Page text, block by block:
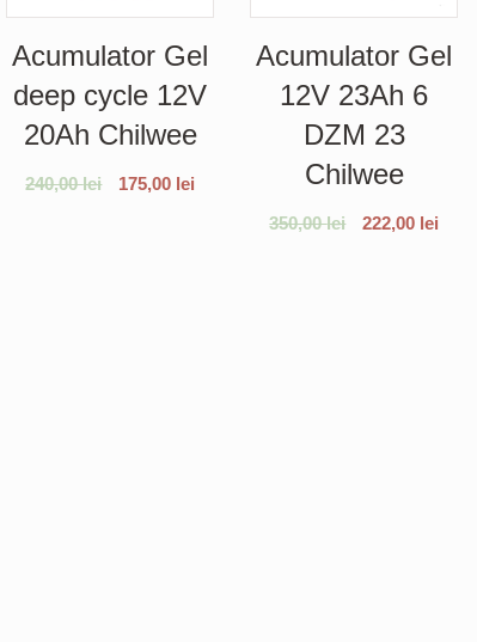
Acumulator Gel
deep cycle 12V
20Ah Chilwee
240,00lei 175,00 lei
Acumulator Gel
12V 23Ah 6
DZM 23
Chilwee
350,00lei 222,00 lei